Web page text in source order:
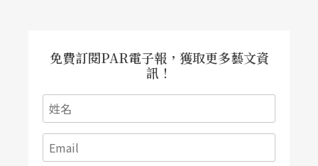
免費訂閱PAR電子報，獲取更多藝文資
訊！